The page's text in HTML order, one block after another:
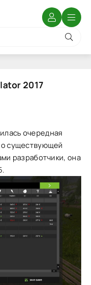
2017
очередная
о существующей
разработчики, она